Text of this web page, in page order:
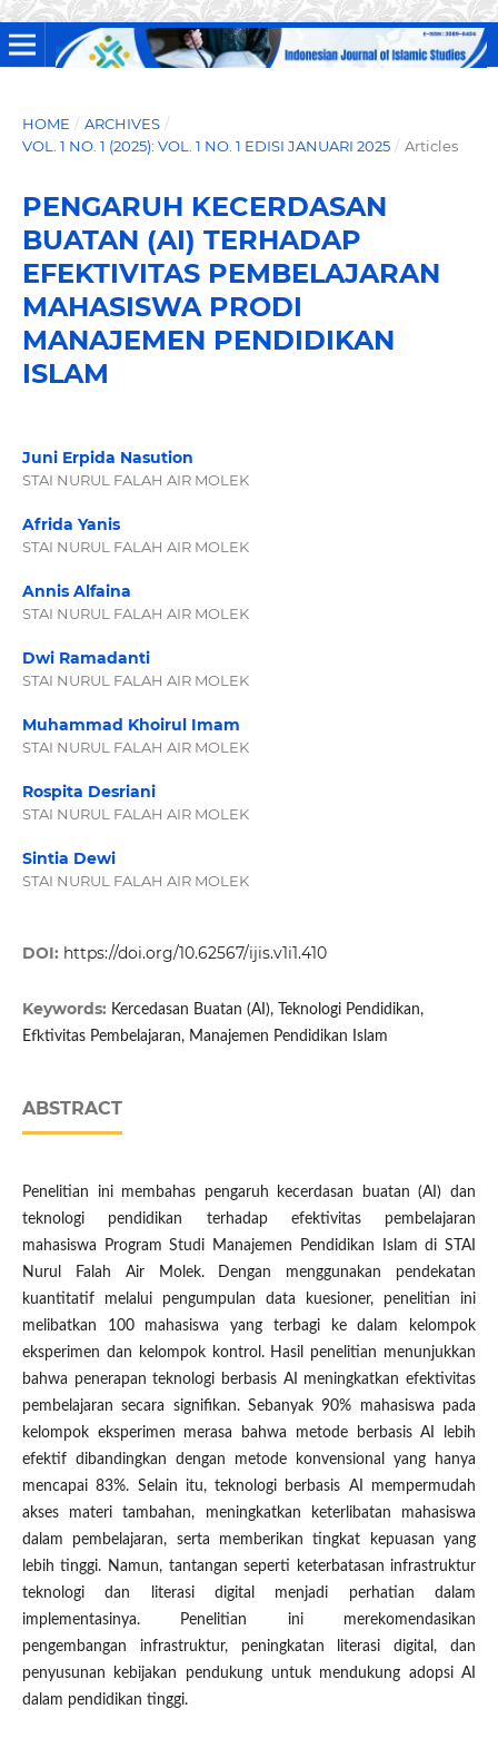
HOME / ARCHIVES /
VOL. 1 NO. 1 (2025): VOL. 1 NO. 1 EDISI JANUARI 2025 / Articles
PENGARUH KECERDASAN
BUATAN (AI) TERHADAP
EFEKTIVITAS PEMBELAJARAN
MAHASISWA PRODI
MANAJEMEN PENDIDIKAN
ISLAM
Juni Erpida Nasution
STAI NURUL FALAH AIR MOLEK
Afrida Yanis
STAI NURUL FALAH AIR MOLEK
Annis Alfaina
STAI NURUL FALAH AIR MOLEK
Dwi Ramadanti
STAI NURUL FALAH AIR MOLEK
Muhammad Khoirul Imam
STAI NURUL FALAH AIR MOLEK
Rospita Desriani
STAI NURUL FALAH AIR MOLEK
Sintia Dewi
STAI NURUL FALAH AIR MOLEK
DOI: https://doi.org/10.62567/ijis.v1i1.410
Keywords: Kercedasan Buatan (AI), Teknologi Pendidikan,
Efktivitas Pembelajaran, Manajemen Pendidikan Islam
ABSTRACT
Penelitian ini membahas pengaruh kecerdasan buatan (AI) dan
teknologi pendidikan terhadap efektivitas pembelajaran
mahasiswa Program Studi Manajemen Pendidikan Islam di STAI
Nurul Falah Air Molek. Dengan menggunakan pendekatan
kuantitatif melalui pengumpulan data kuesioner, penelitian ini
melibatkan 100 mahasiswa yang terbagi ke dalam kelompok
eksperimen dan kelompok kontrol. Hasil penelitian menunjukkan
bahwa penerapan teknologi berbasis AI meningkatkan efektivitas
pembelajaran secara signifikan. Sebanyak 90% mahasiswa pada
kelompok eksperimen merasa bahwa metode berbasis AI lebih
efektif dibandingkan dengan metode konvensional yang hanya
mencapai 83%. Selain itu, teknologi berbasis AI mempermudah
akses materi tambahan, meningkatkan keterlibatan mahasiswa
dalam pembelajaran, serta memberikan tingkat kepuasan yang
lebih tinggi. Namun, tantangan seperti keterbatasan infrastruktur
teknologi dan literasi digital menjadi perhatian dalam
implementasinya. Penelitian ini merekomendasikan
pengembangan infrastruktur, peningkatan literasi digital, dan
penyusunan kebijakan pendukung untuk mendukung adopsi AI
dalam pendidikan tinggi.